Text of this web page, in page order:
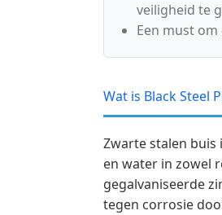
veiligheid te
Een must
Wat is Black Steel
Zwarte stalen
en water in zowel
gegalvaniseerde
tegen corrosie